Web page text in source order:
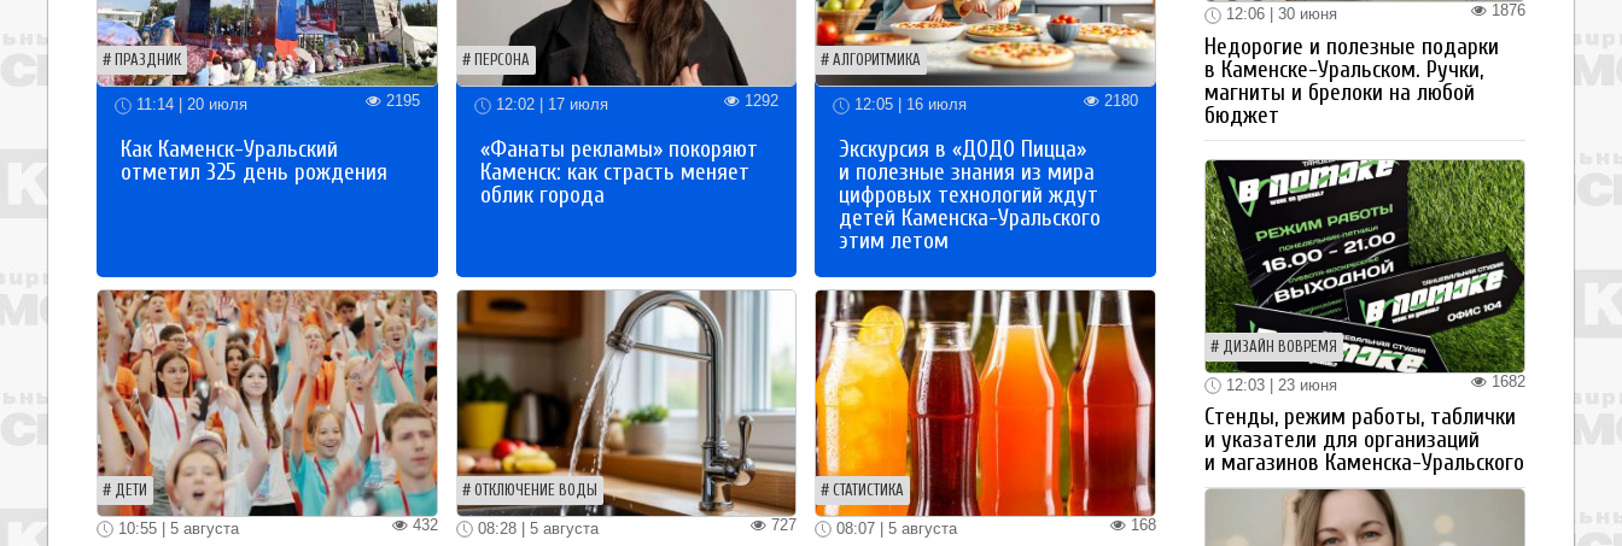
ПРАЗДНИК
11:14 | 20 июля 2195
Как Каменск-Уральский
отметил 325 день рождения
ПЕРСОНА
12:02 | 17 июля 1292
«Фанаты рекламы» покоряют
Каменск: как страсть меняет
облик города
АЛГОРИТМИКА
12:05 | 16 июля 2180
Экскурсия в «ДОДО Пицца»
и полезные знания из мира
цифровых технологий ждут
детей Каменска-Уральского
этим летом
ДЕТИ
432
10:55 | 5 августа
ОТКЛЮЧЕНИЕ ВОДЫ
727
08:28 | 5 августа
СТАТИСТИКА
168
08:07 | 5 августа
1876
12:06 | 30 июня
Недорогие и полезные подарки
в Каменске-Уральском. Ручки,
магниты и брелоки на любой
бюджет
ДИЗАЙН ВОВРЕМЯ
1682
12:03 | 23 июня
Стенды, режим работы, таблички
и указатели для организаций
и магазинов Каменска-Уральского